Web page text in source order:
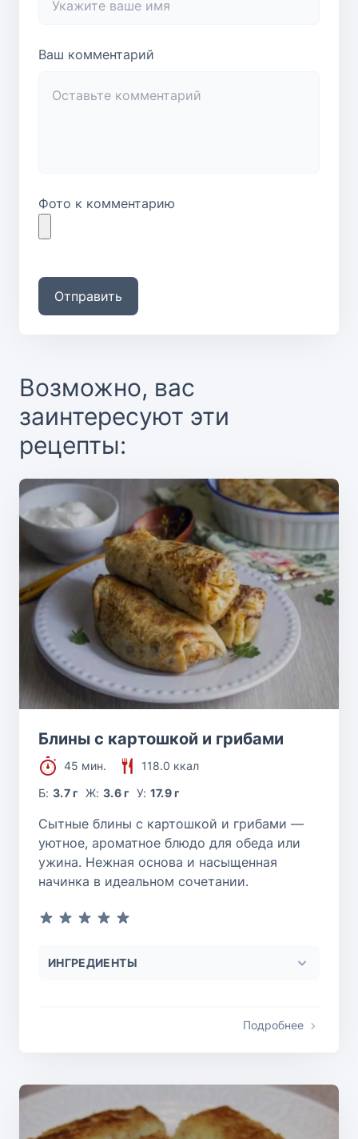
Ваш комментарий
Фото к комментарию
Отправить
Возможно, вас
заинтересуют эти
рецепты:
Блины с картошкой и грибами
45 мин.
118.0 ккал
Б:3.7 г Ж: 3.6 г У: 17.9 г
Сытные блины с картошкой и грибами —
уютное, ароматное блюдо для обеда или
ужина. Нежная основа и насыщенная
начинка в идеальном сочетании.
ИНГРЕДИЕНТЫ
Подробнее